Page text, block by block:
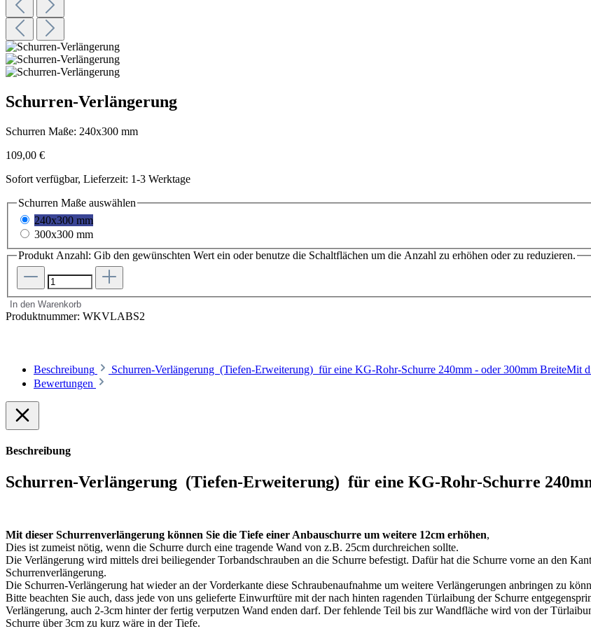
Schurren-Verlängerung
Schurren Maße: 240x300 mm
109,00 €
Sofort verfügbar, Lieferzeit: 1-3 Werktage
Schurren Maße auswählen
240x300 mm
300x300 mm
Produkt Anzahl: Gib den gewünschten Wert ein oder benutze die Schaltflächen um die Anzahl zu erhöhen oder zu reduzieren.
In den Warenkorb
Produktnummer: WKVLABS2
Beschreibung Schurren-Verlängerung (Tiefen-Erweiterung) für eine KG-Rohr-Schurre 240mm - oder 300mm BreiteMit
Bewertungen
Beschreibung
Schurren-Verlängerung (Tiefen-Erweiterung) für eine KG-Rohr-Schurre
Mit dieser Schurrenverlängerung können Sie die Tiefe einer Anbauschurre um weitere 12cm erhöhen,
Dies ist zumeist nötig, wenn die Schurre durch eine tragende Wand von z.B. 25cm durchreichen sollte.
Die Verlängerung wird mittels drei beiliegender Torbandschrauben an die Schurre befestigt. Dafür hat die Schurre vorne an den
Schurrenverlängerung.
Die Schurren-Verlängerung hat wieder an der Vorderkante diese Schraubenaufnahme um weitere Verlängerungen anbringen zu
Bitte beachten Sie auch, dass jede von uns gelieferte Einwurftüre mit der nach hinten ragenden Türlaibung der Schurre
Verlängerung, auch 2-3cm hinter der fertig verputzen Wand enden darf. Der fehlende Teil bis zur Wandfläche wird von der
Schurre über 3cm zu kurz wäre in der Tiefe.